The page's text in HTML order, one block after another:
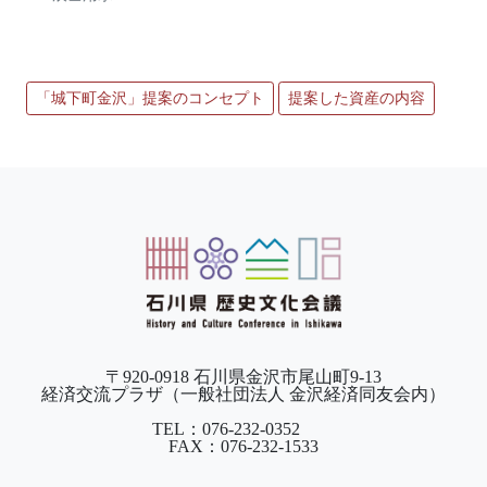
「城下町金沢」提案のコンセプト 提案した資産の内容
〒920-0918 石川県金沢市尾山町9-13
経済交流プラザ（一般社団法人 金沢経済同友会内）
TEL：076-232-0352
FAX：076-232-1533